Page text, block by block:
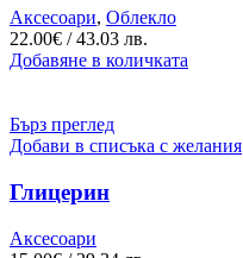
Аксесоари, Облекло
22.00€ / 43.03 лв.
Добавяне в количката
Бърз преглед
Добави в списъка с желания
Глицерин
Аксесоари